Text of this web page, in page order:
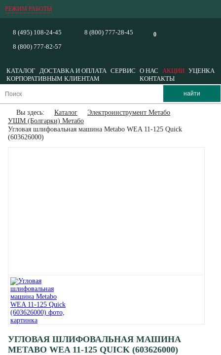
РЕЖИМ РАБОТЫ
0
8 (495) 108-24-45
8 (800) 777-82-57
8 (800) 777-28-45
КАТАЛОГ ДОСТАВКА И ОПЛАТА СЕРВИС О НАС АКЦИИ УЦЕНКА
КОРПОРАТИВНЫМ КЛИЕНТАМ
КОНТАКТЫ
Вы здесь: Каталог
Электроинструмент Метабо
УШМ (Болгарки) Метабо
Угловая шлифовальная машина Metabo WEA 11-125 Quick
(603626000)
УГЛОВАЯ ШЛИФОВАЛЬНАЯ МАШИНА
METABO WEA 11-125 QUICK (603626000)